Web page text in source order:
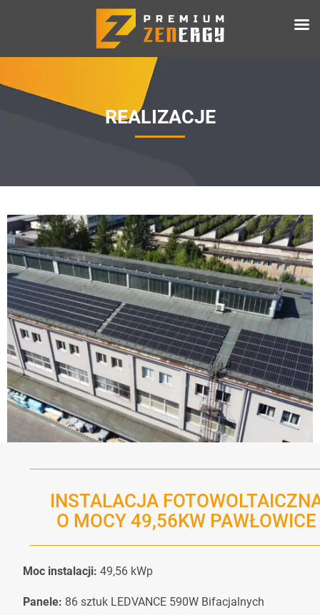
REALIZACJE
INSTALACJA
O MOCY 49,56KW PAWŁOWICE
Moc instalacji: 49,56 kWp
Panele: 86 sztuk LEDVANCE 590W Bifacjalnych